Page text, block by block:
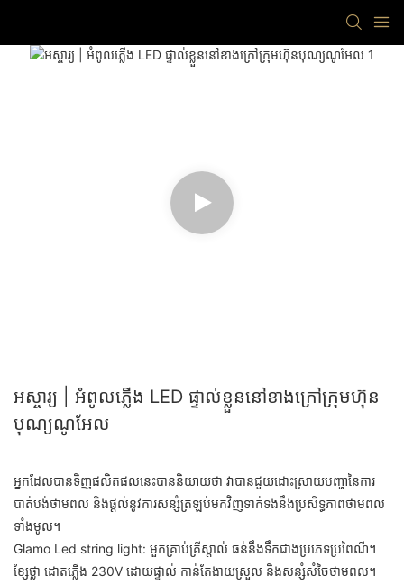
អស្ចារ្យ | អំពូលភ្លើង LED ផ្ទាល់ខ្លួននៅខាងក្រៅក្រុមហ៊ុន
បុណ្យណូអែល
អ្នកដែលបានទិញផលិតផលនេះបាននិយាយថា វាបានជួយដោះស្រាយបញ្ហានៃការ
បាត់បង់ថាមពល និងផ្តល់នូវការសន្សំត្រឡប់មកវិញទាក់ទងនឹងប្រសិទ្ធភាពថាមពល
ទាំងមូល។
Glamo Led string light: មួកគ្រាប់គ្រីស្តាល់ ធន់នឹងទឹកជាងប្រភេទប្រពៃណី។
ខ្សែថ្លា ដោតភ្លើង 230V ដោយផ្ទាល់ កាន់តែងាយស្រួល និងសន្សំសំចៃថាមពល។